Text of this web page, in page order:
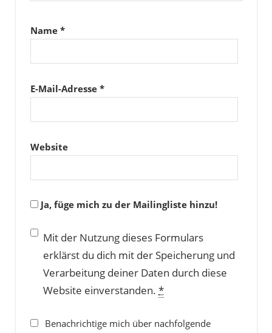
Name *
E-Mail-Adresse *
Website
Ja, füge mich zu der Mailingliste hinzu!
Mit der Nutzung dieses Formulars
erklärst du dich mit der Speicherung und
Verarbeitung deiner Daten durch diese
Website einverstanden. *
Benachrichtige mich über nachfolgende